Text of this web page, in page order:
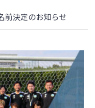
前決定のお知らせ